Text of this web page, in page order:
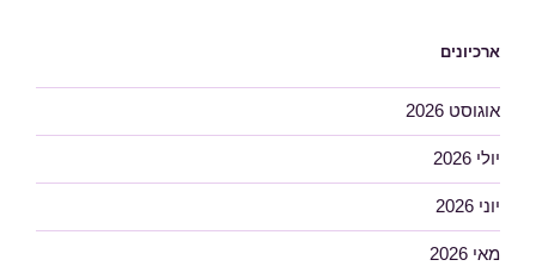
ארכיונים
אוגוסט 2026
יולי 2026
יוני 2026
מאי 2026